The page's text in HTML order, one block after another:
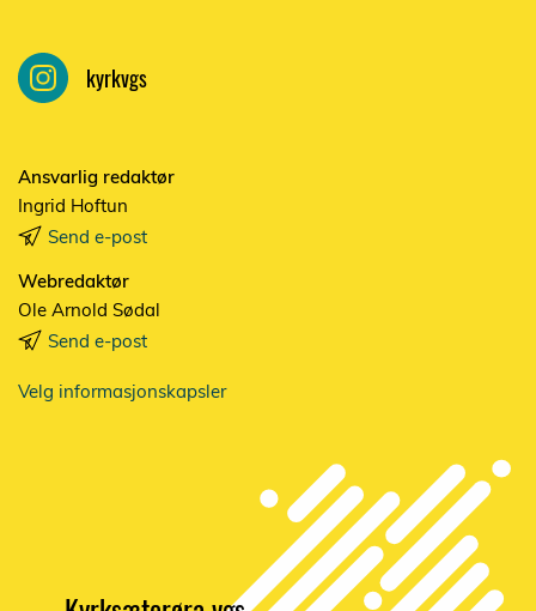
kyrkvgs
Ansvarlig redaktør
Ingrid Hoftun
Send e-post
Webredaktør
Ole Arnold Sødal
Send e-post
Velg informasjonskapsler